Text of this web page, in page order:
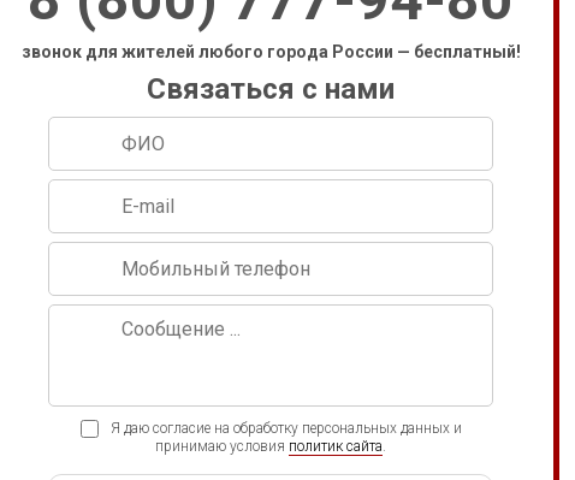
звонок для жителей любого города России — бесплатный!
Связаться с нами
Я даю согласие на обработку персональных данных и
принимаю условия политик сайта.